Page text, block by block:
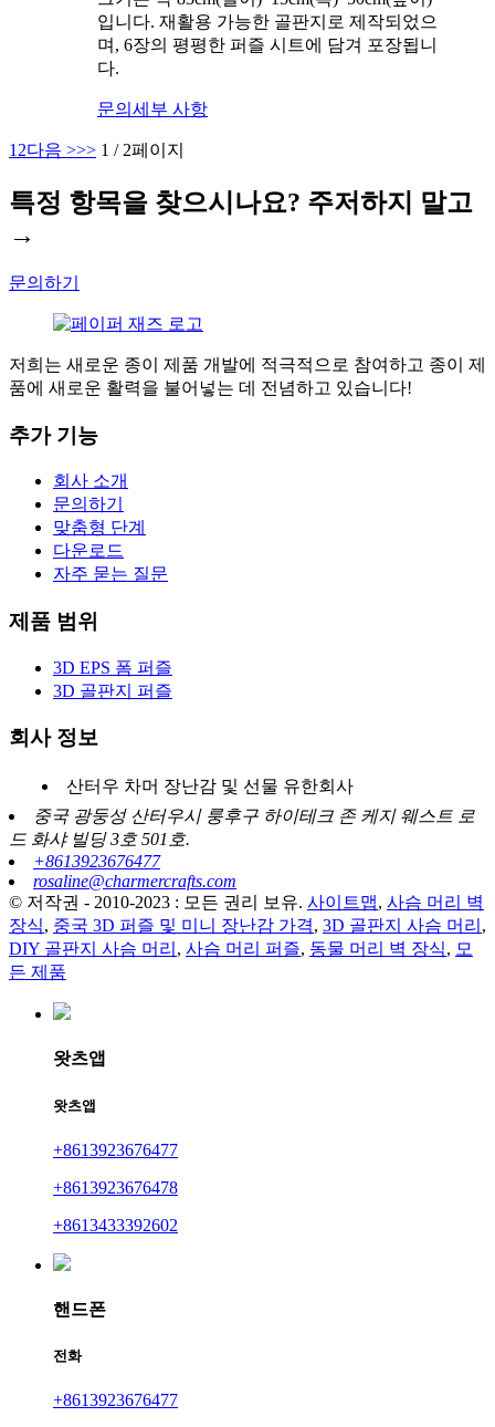
입니다. 재활용 가능한 골판지로 제작되었으
며, 6장의 평평한 퍼즐 시트에 담겨 포장됩니
다.
문의 세부 사항
1 2다음 >>> 1 / 2페이지
특정 항목을 찾으시나요? 주저하지 말고
→
문의하기
저희는 새로운 종이 제품 개발에 적극적으로 참여하고 종이 제
품에 새로운 활력을 불어넣는 데 전념하고 있습니다!
추가 기능
회사 소개
문의하기
맞춤형 단계
다운로드
자주 묻는 질문
제품 범위
3D EPS 폼 퍼즐
3D 골판지 퍼즐
회사 정보
산터우 차머 장난감 및 선물 유한회사
중국 광둥성 산터우시 룽후구 하이테크 존 케지 웨스트 로
드 화샤 빌딩 3호 501호.
+8613923676477
rosaline@charmercrafts.com
© 저작권 - 2010-2023 : 모든 권리 보유. 사이트맵, 사슴 머리 벽
장식, 중국 3D 퍼즐 및 미니 장난감 가격, 3D 골판지 사슴 머리 ,
DIY 골판지 사슴 머리 , 사슴 머리 퍼즐, 동물 머리 벽 장식, 모
든 제품
왓츠앱
왓츠앱
+8613923676477
+8613923676478
+8613433392602
핸드폰
전화
+8613923676477